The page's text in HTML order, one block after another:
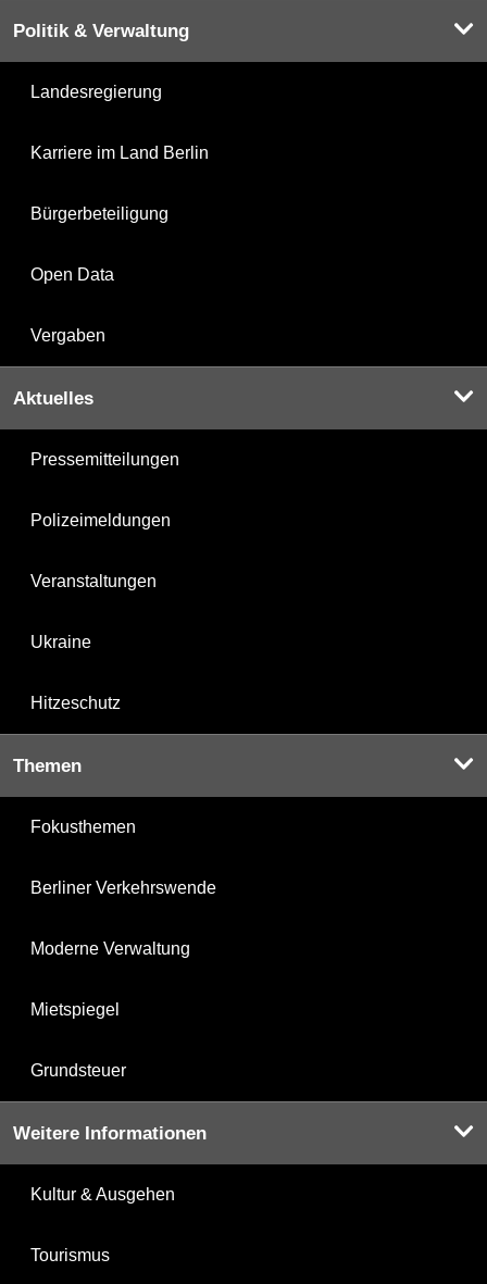
Politik & Verwaltung
Landesregierung
Karriere im Land Berlin
Bürgerbeteiligung
Open Data
Vergaben
Aktuelles
Pressemitteilungen
Polizeimeldungen
Veranstaltungen
Ukraine
Hitzeschutz
Themen
Fokusthemen
Berliner Verkehrswende
Moderne Verwaltung
Mietspiegel
Grundsteuer
Weitere Informationen
Kultur & Ausgehen
Tourismus